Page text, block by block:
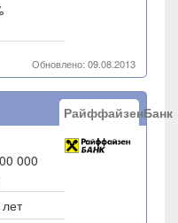
Обновлено: 09.08.2013
РайффайзенБанк
000